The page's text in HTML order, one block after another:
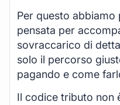
Per questo abbiamo
pensata per
sovraccarico di
solo il percorso
pagando e come
Il codice tributo non